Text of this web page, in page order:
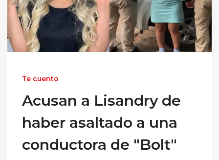
Te cuento
Acusan a Lisandry de
haber asaltado a una
conductora de "Bolt"